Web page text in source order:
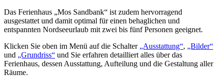
Das Ferienhaus „Mos Sandbank“ ist zudem hervorragend
ausgestattet und damit optimal für einen behaglichen und
entspannten Nordseeurlaub mit zwei bis fünf Personen geeignet.
Klicken Sie oben im Menü auf die Schalter „Ausstattung“, „Bilder“
und „Grundriss“ und Sie erfahren detailliert alles über das
Ferienhaus, dessen Ausstattung, Aufteilung und die Gestaltung aller
Räume.